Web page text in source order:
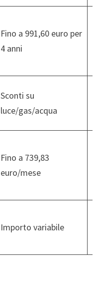
Fino a 991,60 euro per
4 anni
Sconti su
luce/gas/acqua
Fino a 739,83
euro/mese
Importo variabile